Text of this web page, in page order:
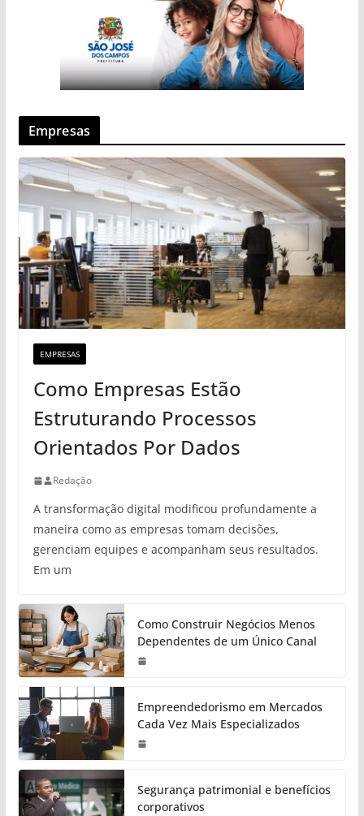
Empresas
EMPRESAS
Como Empresas Estão
Estruturando Processos
Orientados Por Dados
Redação
A transformação digital modificou profundamente a
maneira como as empresas tomam decisões,
gerenciam equipes e acompanham seus resultados.
Em um
Como Construir Negócios Menos
Dependentes de um Único Canal
Empreendedorismo em Mercados
Cada Vez Mais Especializados
Segurança patrimonial e benefícios
corporativos